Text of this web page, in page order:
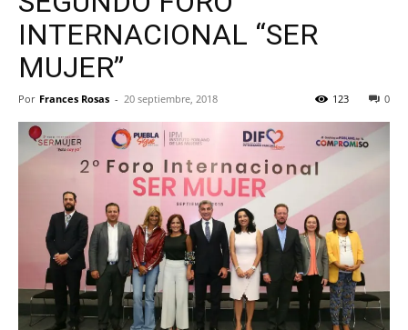
INTERNACIONAL “SER
MUJER”
Por Frances Rosas - 20 septiembre, 2018 0
123